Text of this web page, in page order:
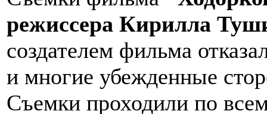
режиссера Кирилла
создателем фильма
и многие убежденные
Съемки проходили по